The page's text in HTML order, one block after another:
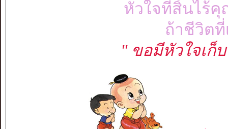
หัวใจที่สิ้นไร้คุ
ถ้าชีวิตที่
" ขอมีหัวใจเก็